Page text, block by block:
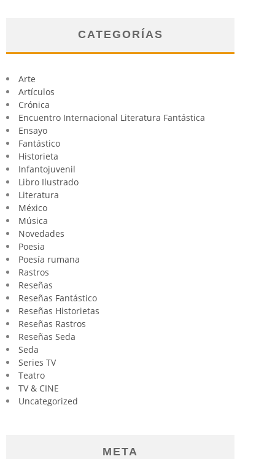
CATEGORÍAS
Arte
Artículos
Crónica
Encuentro Internacional Literatura Fantástica
Ensayo
Fantástico
Historieta
Infantojuvenil
Libro Ilustrado
Literatura
México
Música
Novedades
Poesia
Poesía rumana
Rastros
Reseñas
Reseñas Fantástico
Reseñas Historietas
Reseñas Rastros
Reseñas Seda
Seda
Series TV
Teatro
TV & CINE
Uncategorized
META